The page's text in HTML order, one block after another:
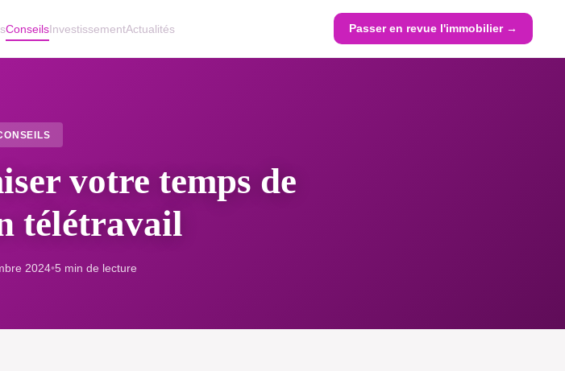
ConseilsInvestissementActualités Passer en revue l'immobilier →
votre temps de
télétravail
2024•5 min de lecture